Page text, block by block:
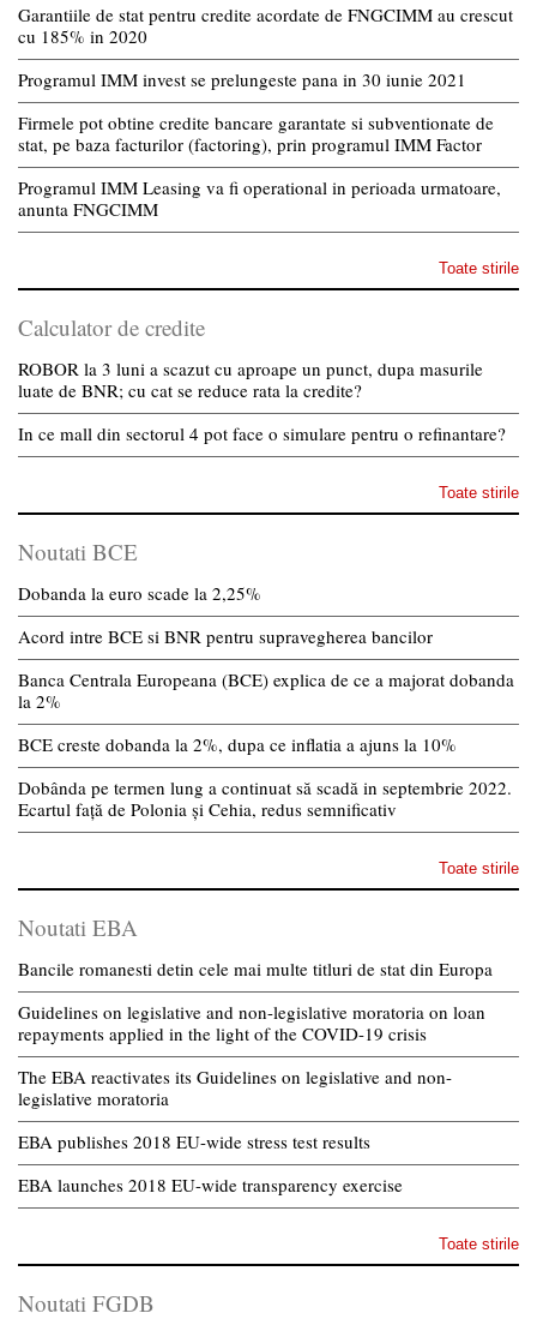
Garantiile de stat pentru credite acordate de FNGCIMM au crescut
cu 185% in 2020
Programul IMM invest se prelungeste pana in 30 iunie 2021
Firmele pot obtine credite bancare garantate si subventionate de
stat, pe baza facturilor (factoring), prin programul IMM Factor
Programul IMM Leasing va fi operational in perioada urmatoare,
anunta FNGCIMM
Toate stirile
Calculator de credite
ROBOR la 3 luni a scazut cu aproape un punct, dupa masurile
luate de BNR; cu cat se reduce rata la credite?
In ce mall din sectorul 4 pot face o simulare pentru o refinantare?
Toate stirile
Noutati BCE
Dobanda la euro scade la 2,25%
Acord intre BCE si BNR pentru supravegherea bancilor
Banca Centrala Europeana (BCE) explica de ce a majorat dobanda
la 2%
BCE creste dobanda la 2%, dupa ce inflatia a ajuns la 10%
Dobânda pe termen lung a continuat să scadă in septembrie 2022.
Ecartul față de Polonia și Cehia, redus semnificativ
Toate stirile
Noutati EBA
Bancile romanesti detin cele mai multe titluri de stat din Europa
Guidelines on legislative and non-legislative moratoria on loan
repayments applied in the light of the COVID-19 crisis
The EBA reactivates its Guidelines on legislative and non-
legislative moratoria
EBA publishes 2018 EU-wide stress test results
EBA launches 2018 EU-wide transparency exercise
Toate stirile
Noutati FGDB